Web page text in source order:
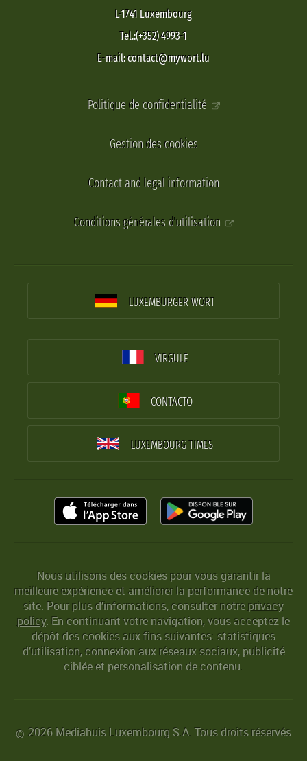
L-1741 Luxembourg
Tel.:(+352) 4993-1
E-mail: contact@mywort.lu
Politique de confidentialité
Gestion des cookies
Contact and legal information
Conditions générales d'utilisation
LUXEMBURGER WORT
VIRGULE
CONTACTO
LUXEMBOURG TIMES
Nous utilisons des cookies pour vous garantir la
meilleure expérience et améliorer la performance de notre
site. Pour plus d’informations, consulter notreprivacy
policy. En continuant votre navigation, vous acceptez le
dépôt des cookies aux fins suivantes: statistiques
d’utilisation, connexion aux réseaux sociaux, publicité
ciblée et personalisation de contenu.
© 2026 Mediahuis Luxembourg S.A. Tous droits réservés